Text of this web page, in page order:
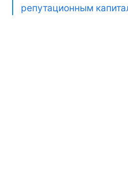
репутационным